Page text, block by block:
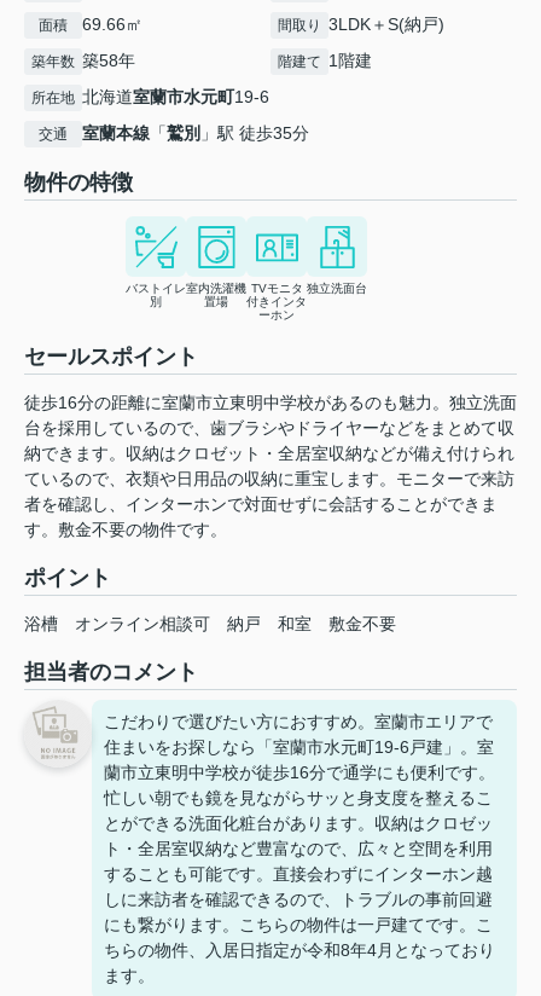
面積 69.66㎡ 間取り 3LDK＋S(納戸)
築年数 築58年 階建て 1階建
所在地 北海道室蘭市水元町19-6
交通 室蘭本線 「鷲別 」駅 徒歩35分
物件の特徴
バストイレ
別
室内洗濯機
置場
TVモニタ
付きインタ
ーホン
独立洗面台
セールスポイント
徒歩16分の距離に室蘭市立東明中学校があるのも魅力。独立洗面
台を採用しているので、歯ブラシやドライヤーなどをまとめて収
納できます。収納はクロゼット・全居室収納などが備え付けられ
ているので、衣類や日用品の収納に重宝します。モニターで来訪
者を確認し、インターホンで対面せずに会話することができま
す。敷金不要の物件です。
ポイント
浴槽 オンライン相談可 納戸 和室 敷金不要
担当者のコメント
こだわりで選びたい方におすすめ。室蘭市エリアで
住まいをお探しなら「室蘭市水元町19-6戸建」。室
蘭市立東明中学校が徒歩16分で通学にも便利です。
忙しい朝でも鏡を見ながらサッと身支度を整えるこ
とができる洗面化粧台があります。収納はクロゼッ
ト・全居室収納など豊富なので、広々と空間を利用
することも可能です。直接会わずにインターホン越
しに来訪者を確認できるので、トラブルの事前回避
にも繋がります。こちらの物件は一戸建てです。こ
ちらの物件、入居日指定が令和8年4月となっており
ます。